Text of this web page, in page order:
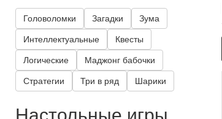
Головоломки Загадки Зума
Интеллектуальные Квесты
Логические Маджонг бабочки
Стратегии Три в ряд Шарики